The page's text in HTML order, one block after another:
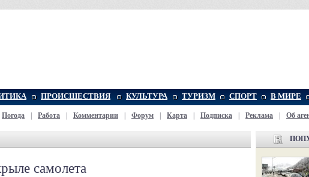
ПРОИСШЕСТВИЯ КУЛЬТУРА ТУРИЗМ СПОРТ В МИРЕ
Погода Работа Комментарии Форум Карта Подписка Реклама Об
самолета